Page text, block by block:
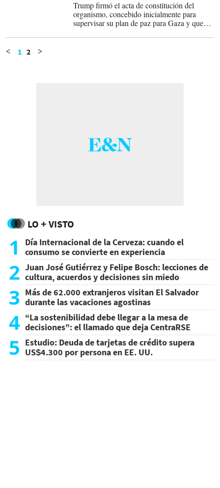
Trump firmó el acta de constitución del
organismo, concebido inicialmente para
supervisar su plan de paz para Gaza y que
globales.
< 1 2 >
LO + VISTO
1
Día Internacional de la Cerveza: cuando el
consumo se convierte en experiencia
2 Juan José Gutiérrez y Felipe Bosch: lecciones de
cultura, acuerdos y decisiones sin miedo
3 Más de 62.000 extranjeros visitan El Salvador
durante las vacaciones agostinas
4 “La sostenibilidad debe llegar a la mesa de
decisiones”: el llamado que deja CentraRSE
5 Estudio: Deuda de tarjetas de crédito supera
US$4.300 por persona en EE. UU.